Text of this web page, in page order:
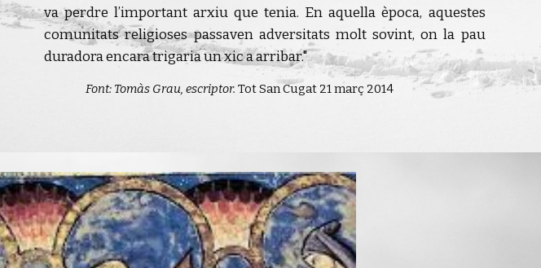
va perdre l’important arxiu que tenia. En aquella època, aquestes
comunitats religioses passaven adversitats molt sovint, on la pau
duradora encara trigaria un xic a arribar."
Font: Tomàs Grau, escriptor.Tot San Cugat 21 març 2014